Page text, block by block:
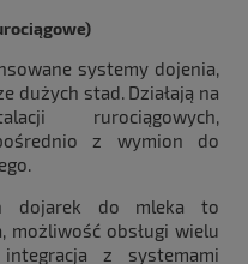
systemy dojenia,
dużych stad. Działają na
rurociągowych,
z wymion do
dojarek do mleka to
możliwość obsługi wielu
z systemami